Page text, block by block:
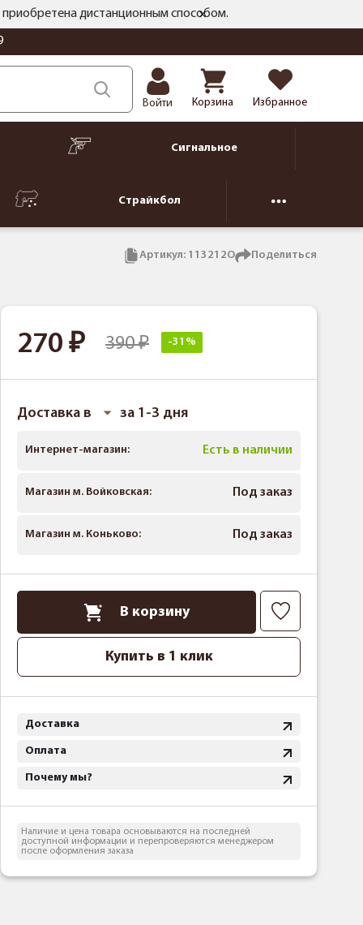
приобретена дистанционным способом.
Войти Корзина Избранное
Сигнальное
Страйкбол
Артикул: 113212О Поделиться
270 390 -31%
Доставка в за 1-3 дня
Интернет-магазин: Есть в наличии
Магазин м. Войковская: Под заказ
Магазин м. Коньково: Под заказ
В корзину
Купить в 1 клик
Доставка
Оплата
Почему мы?
Наличие и цена товара основываются на последней
доступной информации и перепроверяются менеджером
после оформления заказа